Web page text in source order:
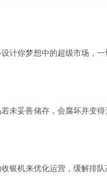
计你梦想中的超级市场，
妥善储存，会腐坏并变
银机来优化运营，缓解排